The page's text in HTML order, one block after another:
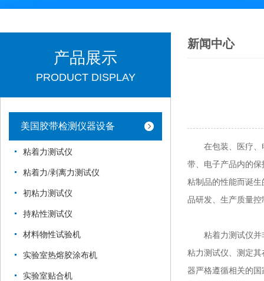
产品展示
PRODUCT DISPLAY
美国胶带检测仪器设备
粘着力测试仪
粘着力/剥离力测试仪
初粘力测试仪
持粘性测试仪
材料物性试验机
实验室热熔胶涂布机
实验室贴合机
新闻中心
在包装、医疗、电
带、电子产品内的保
粘制品的性能而诞
品研发、生产质量
粘着力测试仪并非
粘力测试仪、测定
器严格遵循相关的